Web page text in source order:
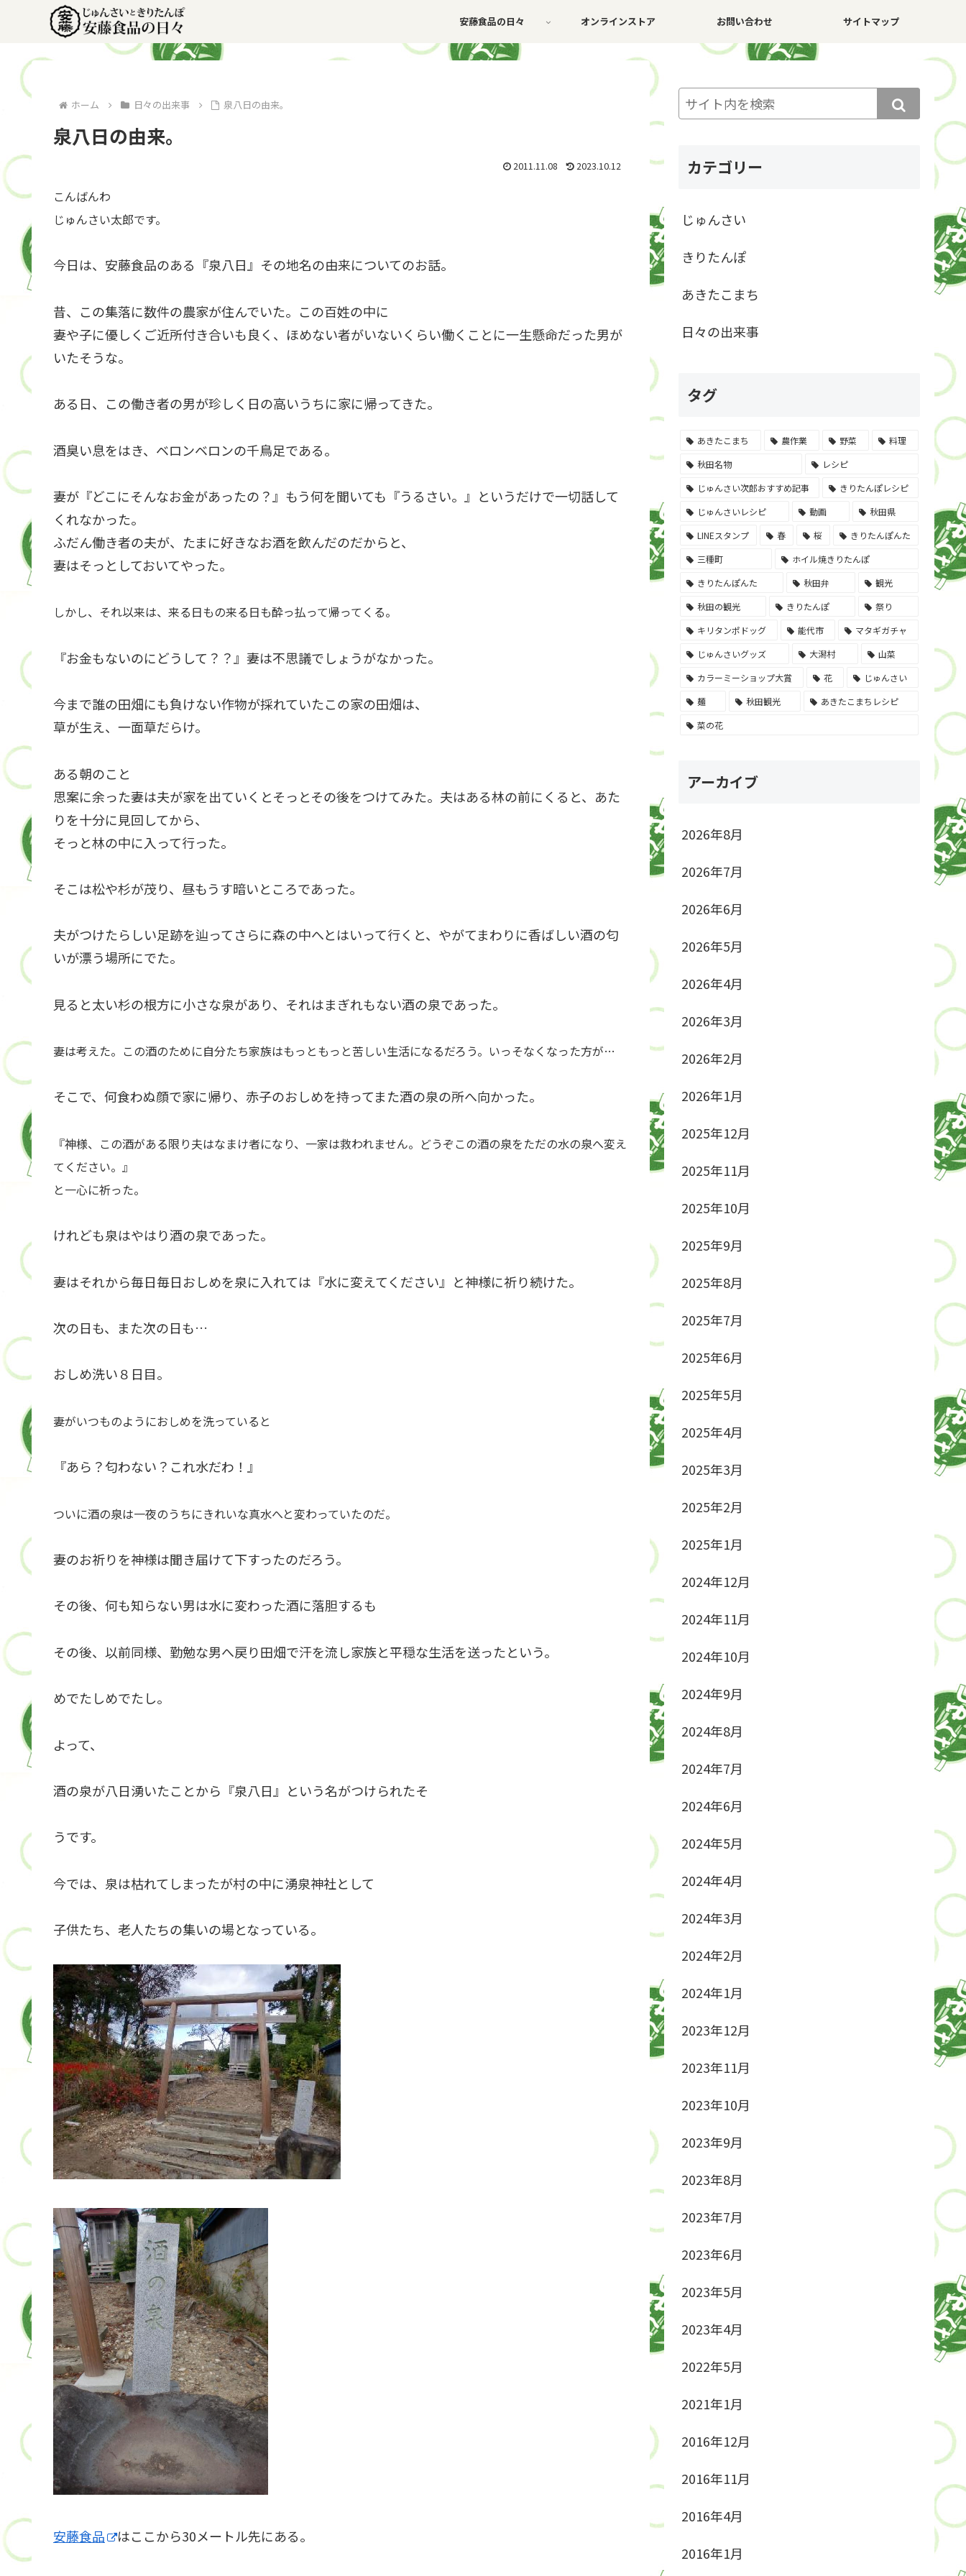
安藤食品の日々 オンラインストア お問い合わせ サイトマップ
ホーム 日々の出来事 泉八日の由来。
泉八日の由来。
2011.11.08 2023.10.12
こんばんわ
じゅんさい太郎です。
今日は、安藤食品のある『泉八日』その地名の由来についてのお話。
昔、この集落に数件の農家が住んでいた。この百姓の中に
妻や子に優しくご近所付き合いも良く、ほめない者がいないくらい働くことに一生懸命だった男が
いたそうな。
ある日、この働き者の男が珍しく日の高いうちに家に帰ってきた。
酒臭い息をはき、ベロンベロンの千鳥足である。
妻が『どこにそんなお金があったの？』もう何を聞いても『うるさい。』というだけで一切話して
くれなかった。
ふだん働き者の夫が、たまに好きなお酒を飲んだのだからと、
妻はそっとしておいてやった。
しかし、それ以来は、来る日もの来る日も酔っ払って帰ってくる。
『お金もないのにどうして？？』妻は不思議でしょうがなかった。
今まで誰の田畑にも負けない作物が採れていたこの家の田畑は、
草が生え、一面草だらけ。
ある朝のこと
思案に余った妻は夫が家を出ていくとそっとその後をつけてみた。夫はある林の前にくると、あた
りを十分に見回してから、
そっと林の中に入って行った。
そこは松や杉が茂り、昼もうす暗いところであった。
夫がつけたらしい足跡を辿ってさらに森の中へとはいって行くと、やがてまわりに香ばしい酒の匂
いが漂う場所にでた。
見ると太い杉の根方に小さな泉があり、それはまぎれもない酒の泉であった。
妻は考えた。この酒のために自分たち家族はもっともっと苦しい生活になるだろう。いっそなくなった方が…
そこで、何食わぬ顔で家に帰り、赤子のおしめを持ってまた酒の泉の所へ向かった。
『神様、この酒がある限り夫はなまけ者になり、一家は救われません。どうぞこの酒の泉をただの水の泉へ変え
てください。』
と一心に祈った。
けれども泉はやはり酒の泉であった。
妻はそれから毎日毎日おしめを泉に入れては『水に変えてください』と神様に祈り続けた。
次の日も、また次の日も…
おしめ洗い８日目。
妻がいつものようにおしめを洗っていると
『あら？匂わない？これ水だわ！』
ついに酒の泉は一夜のうちにきれいな真水へと変わっていたのだ。
妻のお祈りを神様は聞き届けて下すったのだろう。
その後、何も知らない男は水に変わった酒に落胆するも
その後、以前同様、勤勉な男へ戻り田畑で汗を流し家族と平穏な生活を送ったという。
めでたしめでたし。
よって、
酒の泉が八日湧いたことから『泉八日』という名がつけられたそ
うです。
今では、泉は枯れてしまったが村の中に湧泉神社として
子供たち、老人たちの集いの場となっている。
安藤食品 はここから30メートル先にある。
カテゴリー
じゅんさい
きりたんぽ
あきたこまち
日々の出来事
タグ
あきたこまち 農作業 野菜
料理
秋田名物
レシピ
じゅんさい次郎おすすめ記事
きりたんぽレシピ
じゅんさいレシピ
動画
秋田県
LINEスタンプ
春 桜
きりたんぽんた
三種町
ホイル焼きりたんぽ
きりたんぽんた
秋田弁
観光
秋田の観光
きりたんぽ
祭り
キリタンポドッグ
能代市
マタギガチャ
じゅんさいグッズ
大潟村
山菜
カラーミーショップ大賞
花
じゅんさい
麺
秋田観光
あきたこまちレシピ
菜の花
アーカイブ
2026年8月
2026年7月
2026年6月
2026年5月
2026年4月
2026年3月
2026年2月
2026年1月
2025年12月
2025年11月
2025年10月
2025年9月
2025年8月
2025年7月
2025年6月
2025年5月
2025年4月
2025年3月
2025年2月
2025年1月
2024年12月
2024年11月
2024年10月
2024年9月
2024年8月
2024年7月
2024年6月
2024年5月
2024年4月
2024年3月
2024年2月
2024年1月
2023年12月
2023年11月
2023年10月
2023年9月
2023年8月
2023年7月
2023年6月
2023年5月
2023年4月
2022年5月
2021年1月
2016年12月
2016年11月
2016年4月
2016年1月